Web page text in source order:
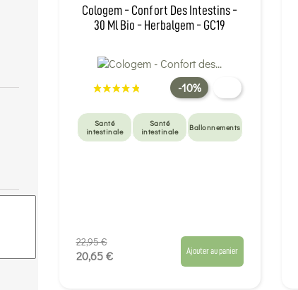
Cologem - Confort Des Intestins -
30 Ml Bio - Herbalgem - GC19
-10%
Santé
intestinale
Santé
intestinale
Ballonnements
22,95 €
20,65 € Ajouter au panier